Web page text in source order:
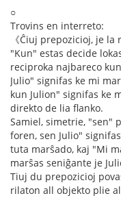
○
Trovins en interreto:
《Ĉiuj prepozicioj, je
"Kun" estas decide
reciproka najbareco
Julio" signifas ke mi
kun Julion" signifas ke
direkto de lia flanko.
Samiel, simetrie, "sen"
foren, sen Julio"
tuta marŝado, kaj "Mi
marŝas seniĝante je
Tiuj du prepozicioj
rilaton all objekto plie